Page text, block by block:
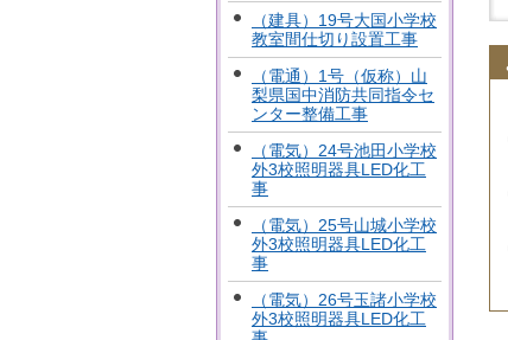
（建具）19号大国小学校
教室間仕切り設置工事
（電通）1号（仮称）山
梨県国中消防共同指令セ
ンター整備工事
（電気）24号池田小学校
外3校照明器具LED化工
事
（電気）25号山城小学校
外3校照明器具LED化工
事
（電気）26号玉諸小学校
外3校照明器具LED化工